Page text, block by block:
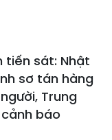
tiến sát: Nhật
sơ tán hàng
Trung
báo